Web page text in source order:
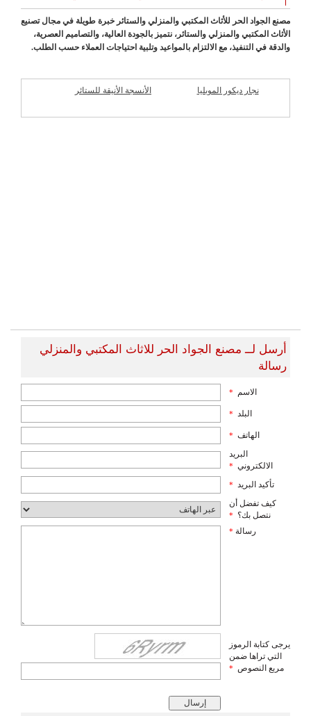
مصنع الجواد الحر للأثاث المكتبي والمنزلي والستائر خبرة طويلة في مجال تصنيع
الأثاث المكتبي والمنزلي والستائر، نتميز بالجودة العالية، والتصاميم العصرية،
والدقة في التنفيذ، مع الالتزام بالمواعيد وتلبية احتياجات العملاء حسب الطلب.
نجار ديكور الموبليا الأنسجة الأنيقة للستائر
أرسل لــ مصنع الجواد الحر للاثاث المكتبي والمنزلي
رسالة
الاسم *
البلد *
الهاتف *
البريد
الالكتروني *
تأكيد البريد *
كيف تفضل أن
نتصل بك؟ *
رسالة *
يرجى كتابة الرموز
التي تراها ضمن
مربع النصوص *